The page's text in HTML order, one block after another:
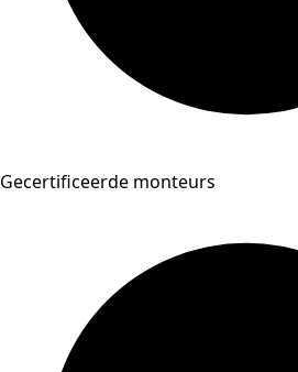
Gecertificeerde monteurs